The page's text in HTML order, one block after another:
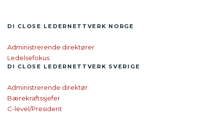
DI CLOSE LEDER­NETTVERK NORGE
Administrerende direktører
Ledelsefokus
DI CLOSE LEDER­NETTVERK SVERIGE
Administrerende direktør
Bærekraftssjefer
C-level/President